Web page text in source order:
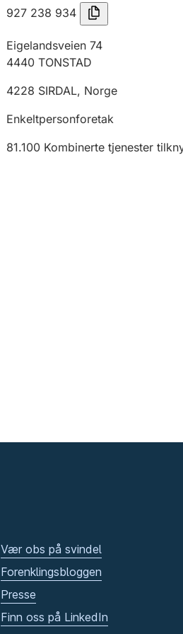
927 238 934
Eigelandsveien 74
4440 TONSTAD
4228 SIRDAL, Norge
Enkeltpersonforetak
81.100 Kombinerte tjenester
Vær obs på svindel
Forenklingsbloggen
Presse
Finn oss på LinkedIn